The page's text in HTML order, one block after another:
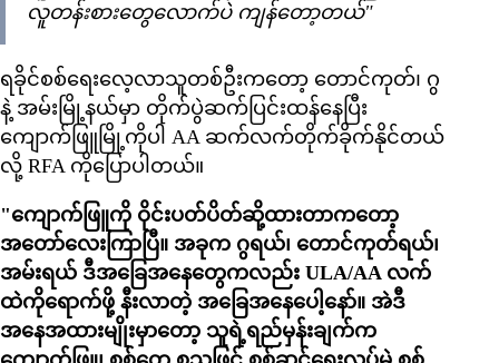
လူတန်းစားတွေလောက်ပဲ ကျန်တော့တယ်"
ရခိုင်စစ်ရေးလေ့လာသူတစ်ဦးကတော့ တောင်ကုတ်၊ ဂွ
နဲ့ အမ်းမြို့နယ်မှာ တိုက်ပွဲဆက်ပြင်းထန်နေပြီး
ကျောက်ဖြူမြို့ကိုပါ AA ဆက်လက်တိုက်ခိုက်နိုင်တယ်
လို့ RFA ကိုပြောပါတယ်။
"ကျောက်ဖြူကို ဝိုင်းပတ်ပိတ်ဆို့ထားတာကတော့
အတော်လေးကြာပြီ။ အခုက ဂွရယ်၊ တောင်ကုတ်ရယ်၊
အမ်းရယ် ဒီအခြေအနေတွေကလည်း ULA/AA လက်
ထဲကိုရောက်ဖို့ နီးလာတဲ့ အခြေအနေပေါ့နော်။ အဲဒီ
အနေအထားမျိုးမှာတော့ သူရဲ့ရည်မှန်းချက်က